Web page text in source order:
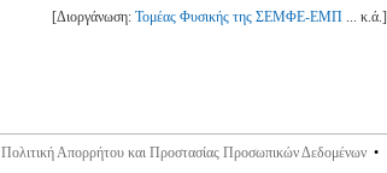
[Διοργάνωση: Τομέας Φυσικής της ΣΕΜΦΕ-ΕΜΠ ... κ.ά.]
Πολιτική Απορρήτου και Προστασίας Προσωπικών Δεδομένων •